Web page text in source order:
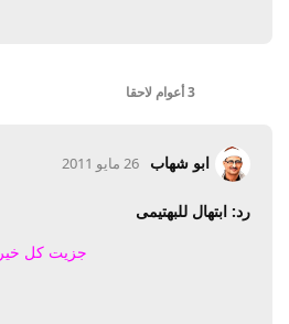
3 أعوام لاحقا
ابو شهاب 26 مايو 2011
رد: ابتهال للبهتيمى
جزيت كل خير